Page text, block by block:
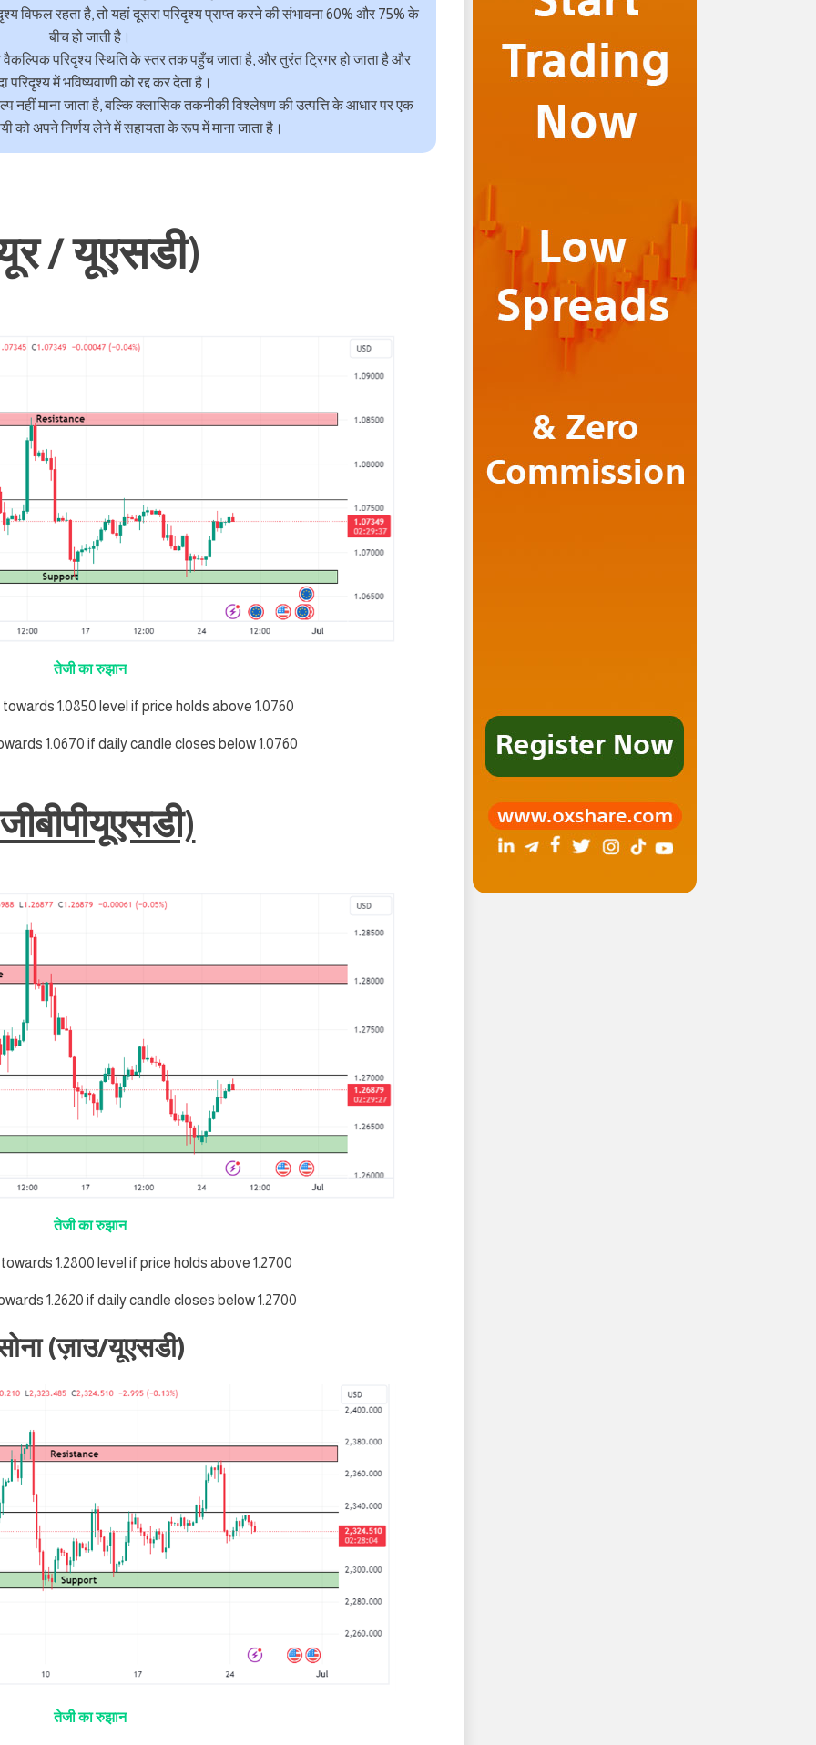
विफल रहता है, तो यहां दूसरा परिदृश्य प्राप्त करने की संभावना 60% और 75% के
बीच हो जाती है।
वैकल्पिक परिदृश्य स्थिति के स्तर तक पहुँच जाता है, और तुरंत ट्रिगर हो जाता है और
परिदृश्य में भविष्यवाणी को रद्द कर देता है।
नहीं माना जाता है, बल्कि क्लासिक तकनीकी विश्लेषण की उत्पत्ति के आधार पर एक
को अपने निर्णय लेने में सहायता के रूप में माना जाता है।
/ यूएसडी)
तेजी का रुझान
1.0850 level if price holds above 1.0760
1.0670 if daily candle closes below 1.0760
तेजी का रुझान
1.2800 level if price holds above 1.2700
1.2620 if daily candle closes below 1.2700
(ज़ाउ/यूएसडी)
तेजी का रुझान